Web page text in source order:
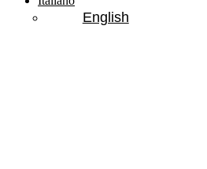
English